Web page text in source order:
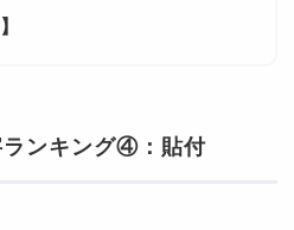
ランキング④：貼付